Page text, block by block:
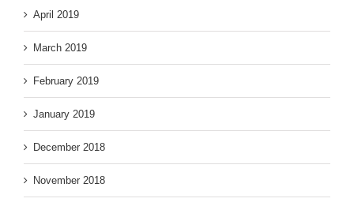
April 2019
March 2019
February 2019
January 2019
December 2018
November 2018